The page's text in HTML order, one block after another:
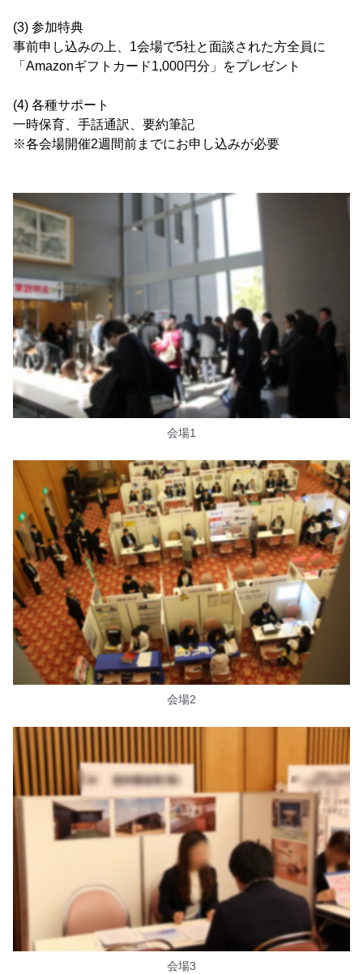
(3) 参加特典
事前申し込みの上、1会場で5社と面談された方全員に
「Amazonギフトカード1,000円分」をプレゼント
(4) 各種サポート
一時保育、手話通訳、要約筆記
※各会場開催2週間前までにお申し込みが必要
会場1
会場2
会場3